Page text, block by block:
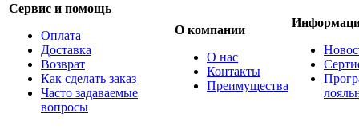
Сервис и помощь
Оплата
Доставка
Возврат
Как сделать заказ
Часто задаваемые
вопросы
О компании
О нас
Контакты
Преимущества